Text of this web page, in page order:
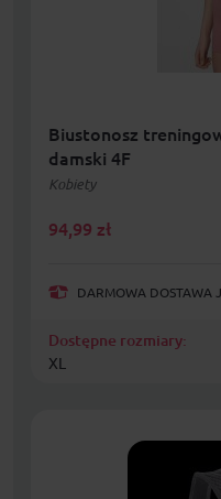
Biustonosz
damski 4F
Kobiety
94,99 zł
DARMOWA DOSTAWA
Dostępne rozmiary:
XL